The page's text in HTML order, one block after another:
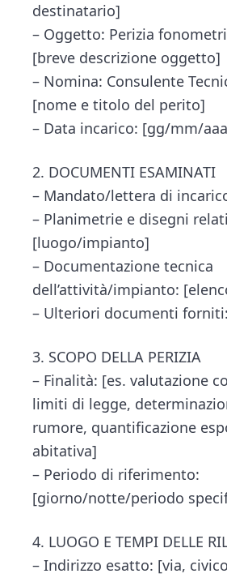
destinatario]
– Oggetto: Perizia
[breve descrizione oggetto]
– Nomina: Consulente
[nome e titolo del perito]
– Data incarico: [gg/mm/
2. DOCUMENTI ESAMINATI
– Mandato/lettera di
– Planimetrie e disegni
[luogo/impianto]
– Documentazione tecnica
dell’attività/impianto:
– Ulteriori documenti
3. SCOPO DELLA PERIZIA
– Finalità: [es. valutazione
limiti di legge,
rumore, quantificazione
abitativa]
– Periodo di riferimento:
[giorno/notte/periodo
4. LUOGO E TEMPI DELLE
– Indirizzo esatto: [via,